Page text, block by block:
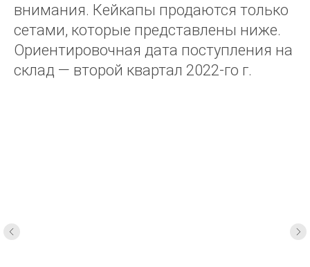
внимания. Кейкапы продаются только
сетами, которые представлены ниже.
Ориентировочная дата поступления на
склад — второй квартал 2022-го г.